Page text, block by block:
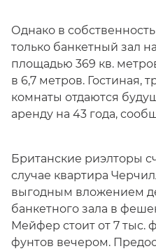
Однако в
только банкетный зал
площадью 369 кв.
в 6,7 метров. Гостиная,
комнаты отдаются
аренду на 43 года,
Британские риэлторы
случае квартира
выгодным вложением
банкетного зала в
Мейфер стоит от 7 тыс.
фунтов вечером.